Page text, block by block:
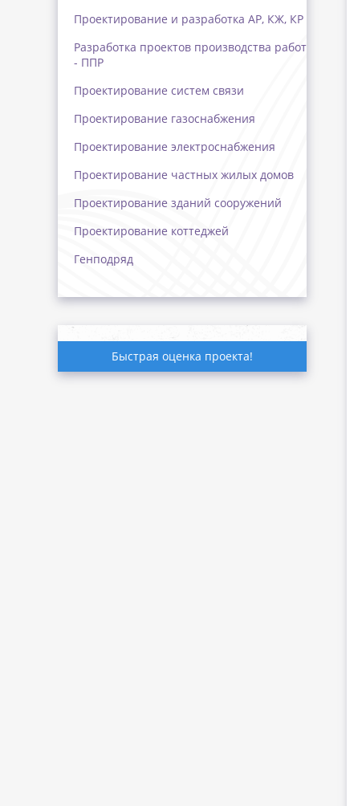
Проектирование и разработка АР, КЖ, КР
Разработка проектов производства работ
- ППР
Проектирование систем связи
Проектирование газоснабжения
Проектирование электроснабжения
Проектирование частных жилых домов
Проектирование зданий сооружений
Проектирование коттеджей
Генподряд
Быстрая оценка проекта!